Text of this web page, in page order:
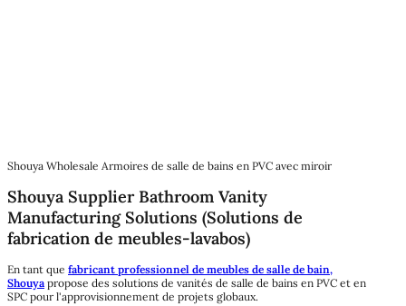
Shouya Wholesale Armoires de salle de bains en PVC avec miroir
Shouya Supplier Bathroom Vanity
Manufacturing Solutions (Solutions de
fabrication de meubles-lavabos)
En tant que fabricant professionnel de meubles de salle de bain,
Shouya propose des solutions de vanités de salle de bains en PVC et en
SPC pour l'approvisionnement de projets globaux.